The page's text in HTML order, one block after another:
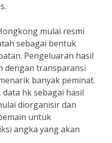
mulai resmi
sebagai bentuk
Pengeluaran hasil
dengan transparansi
banyak peminat.
hk sebagai hasil
diorganisir dan
untuk
angka yang akan